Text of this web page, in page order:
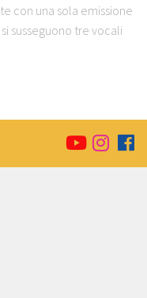
con una sola emissione
susseguono tre vocali